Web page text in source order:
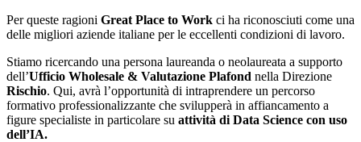
Per queste ragioni Great Place to Work ci ha riconosciuti come una
delle migliori aziende italiane per le eccellenti condizioni di lavoro.
Stiamo ricercando una persona laureanda o neolaureata a supporto
dell’Ufficio Wholesale & Valutazione Plafond nella Direzione
Rischio. Qui, avrà l’opportunità di intraprendere un percorso
formativo professionalizzante che svilupperà in affiancamento a
figure specialiste in particolare su attività di Data Science con uso
dell’IA.